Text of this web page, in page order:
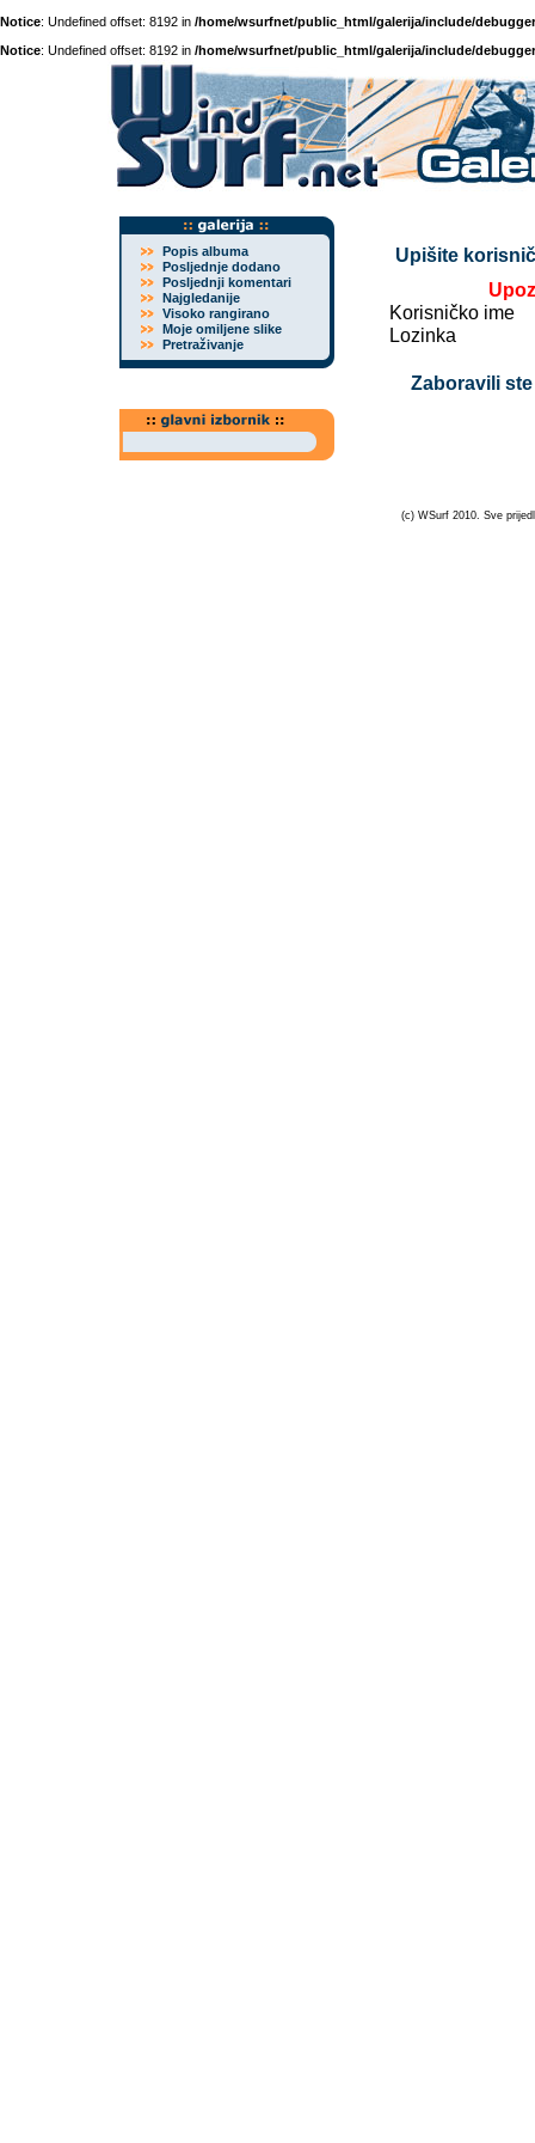
Notice: Undefined offset: 8192 in /home/wsurfnet/public_html/galerija/include/
Notice: Undefined offset: 8192 in /home/wsurfnet/public_html/galerija/include/
Popis albuma
Posljednje dodano
Posljednji komentari
Najgledanije
Visoko rangirano
Moje omiljene slike
Pretraživanje
Upišite
Korisničko ime
Lozinka
Zaboravili
(c) WSurf 2010. Sve